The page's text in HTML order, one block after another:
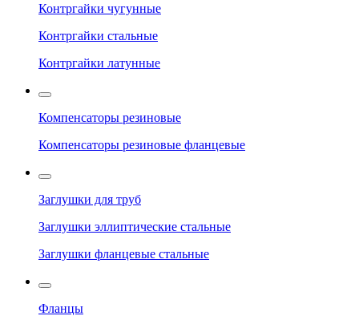
Контргайки чугунные
Контргайки стальные
Контргайки латунные
Компенсаторы резиновые
Компенсаторы резиновые фланцевые
Заглушки для труб
Заглушки эллиптические стальные
Заглушки фланцевые стальные
Фланцы